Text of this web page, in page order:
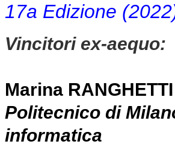
17a Edizione
Vincitori ex-aequo:
Marina RANGHETTI
Politecnico di
informatica